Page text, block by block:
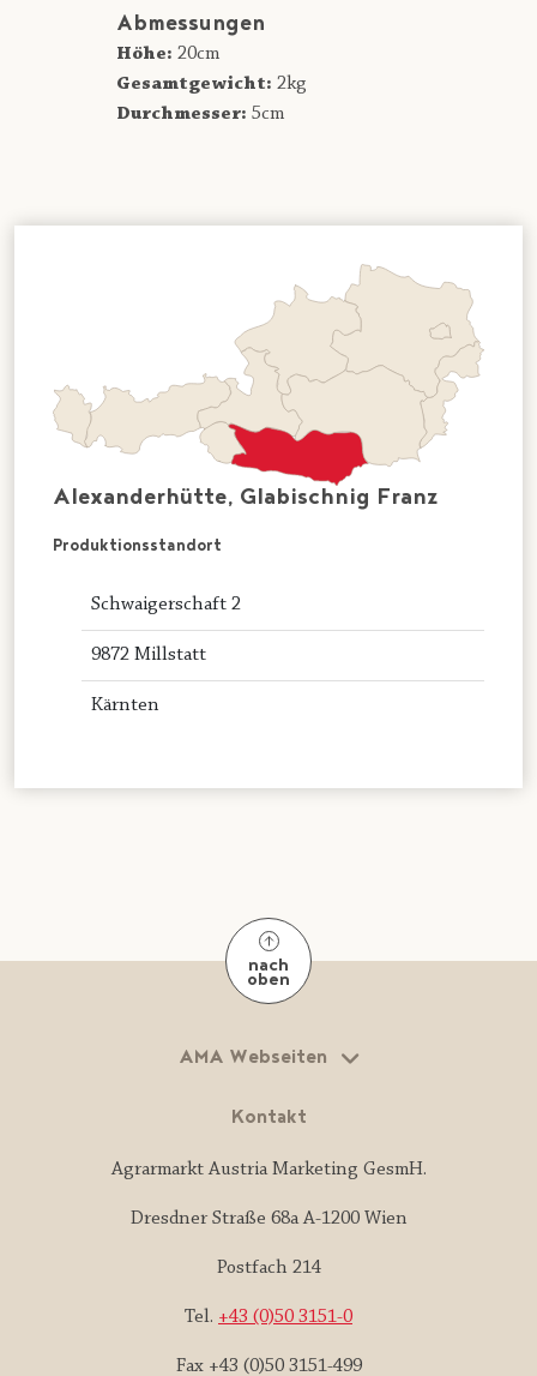
Abmessungen
Höhe: 20cm
Gesamtgewicht: 2kg
Durchmesser: 5cm
Alexanderhütte, Glabischnig Franz
Produktionsstandort
Schwaigerschaft 2
9872 Millstatt
Kärnten
nach
oben
AMA Webseiten
Kontakt
Agrarmarkt Austria Marketing GesmH.
Dresdner Straße 68a A-1200 Wien
Postfach 214
Tel. +43 (0)50 3151-0
Fax +43 (0)50 3151-499